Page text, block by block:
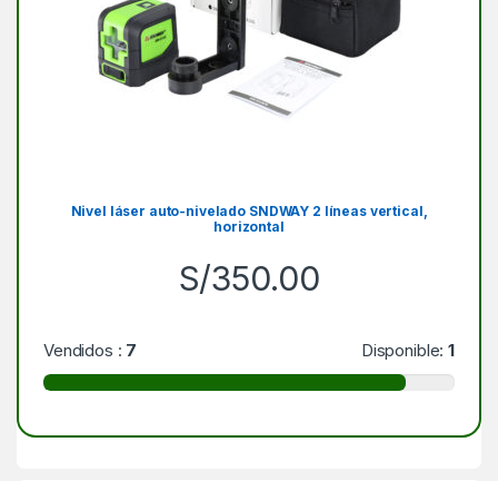
Nivel láser auto-nivelado SNDWAY 2 líneas vertical,
horizontal
S/350.00
Vendidos : 7 Disponible:1